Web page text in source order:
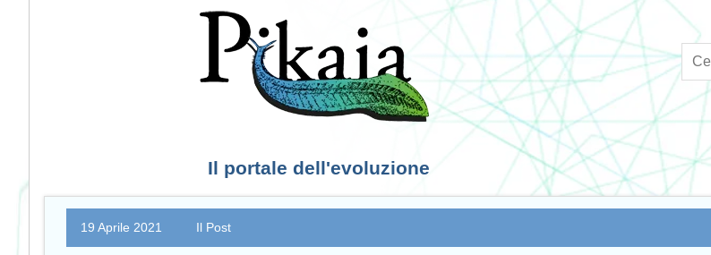
Il portale dell'evoluzione
19 Aprile 2021 Il Post